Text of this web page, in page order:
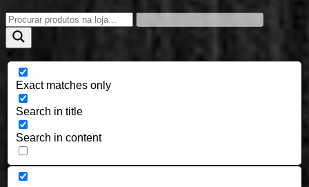
Exact matches only
Search in title
Search in content